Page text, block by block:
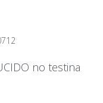
no testina